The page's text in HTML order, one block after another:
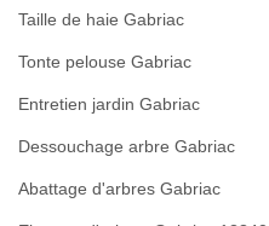
Taille de haie Gabriac
Tonte pelouse Gabriac
Entretien jardin Gabriac
Dessouchage arbre Gabriac
Abattage d'arbres Gabriac